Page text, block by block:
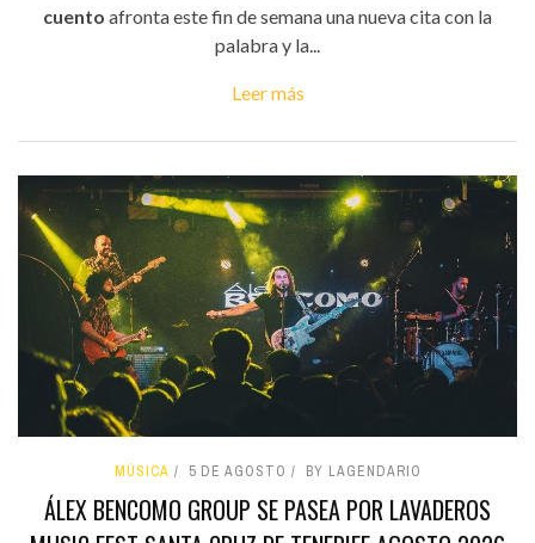
cuento afronta este fin de semana una nueva cita con la
palabra y la...
Leer más
MÚSICA 5 DE AGOSTO BY LAGENDARIO
ÁLEX BENCOMO GROUP SE PASEA POR LAVADEROS